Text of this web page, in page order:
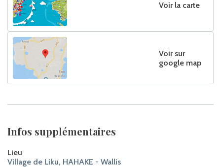
Voir la carte
Voir sur
google map
Infos supplémentaires
Lieu
Village de Liku, HAHAKE - Wallis